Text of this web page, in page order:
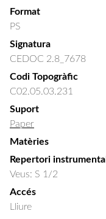
Format
PS
Signatura
CEDOC 2.8_7678
Codi Topogràfic
C02.05.03.231
Suport
Paper
Matèries
Repertori instrumental
Veus: S 1/2
Accés
Lliure